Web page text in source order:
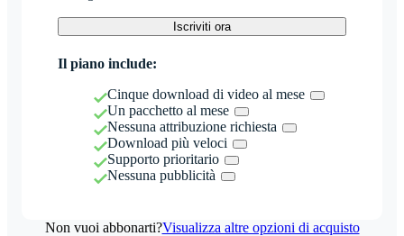
Iscriviti ora
Il piano include:
Cinque download di video al mese
Un pacchetto al mese
Nessuna attribuzione richiesta
Download più veloci
Supporto prioritario
Nessuna pubblicità
Non vuoi abbonarti?Visualizza altre opzioni di acquisto